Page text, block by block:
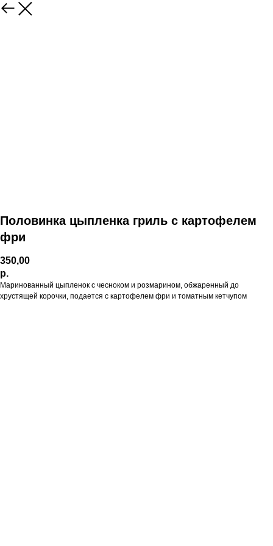
Половинка цыпленка гриль с картофелем
фри
350,00
р.
Маринованный цыпленок с чесноком и розмарином, обжаренный до
хрустящей корочки, подается с картофелем фри и томатным кетчупом